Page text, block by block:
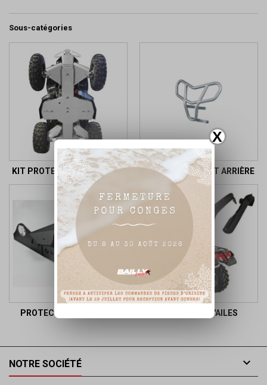
X
Sous-catégories
KIT PROTECTION COMPLET BUMPER AVANT ET ARRIÈRE
PROTECTION TRIANGLE EXTENSION D'AILES
NOTRE SOCIÉTÉ 